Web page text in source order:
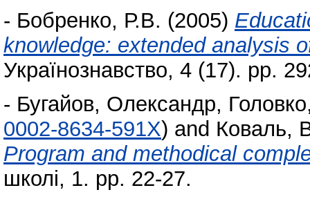
- Бобренко, Р.В. (2005)
knowledge: extended analysis
Українознавство, 4 (17). pp.
- Бугайов, Олександр,
0002-8634-591X) and Коваль,
Program and methodical
школі, 1. pp. 22-27.